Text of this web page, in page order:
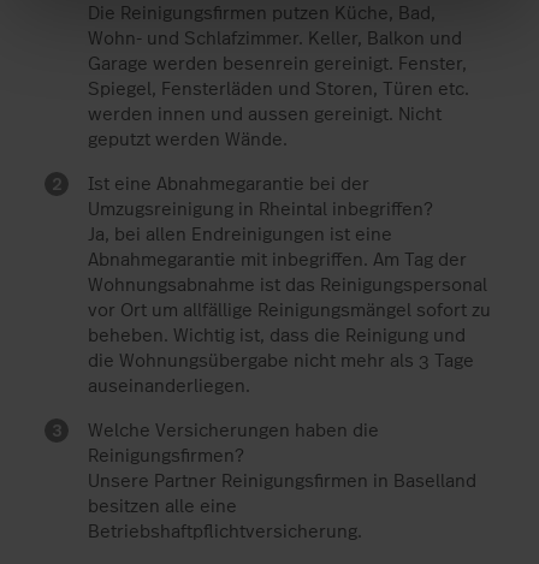
Die Reinigungsfirmen putzen Küche, Bad,
Wohn- und Schlafzimmer. Keller, Balkon und
Garage werden besenrein gereinigt. Fenster,
Spiegel, Fensterläden und Storen, Türen etc.
werden innen und aussen gereinigt. Nicht
geputzt werden Wände.
Ist eine Abnahmegarantie bei der
Umzugsreinigung in Rheintal inbegriffen?
Ja, bei allen Endreinigungen ist eine
Abnahmegarantie mit inbegriffen. Am Tag der
Wohnungsabnahme ist das Reinigungspersonal
vor Ort um allfällige Reinigungsmängel sofort zu
beheben. Wichtig ist, dass die Reinigung und
die Wohnungsübergabe nicht mehr als 3 Tage
auseinanderliegen.
Welche Versicherungen haben die
Reinigungsfirmen?
Unsere Partner Reinigungsfirmen in Baselland
besitzen alle eine
Betriebshaftpflichtversicherung.